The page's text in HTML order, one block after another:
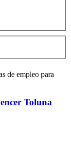
de empleo para
Toluna